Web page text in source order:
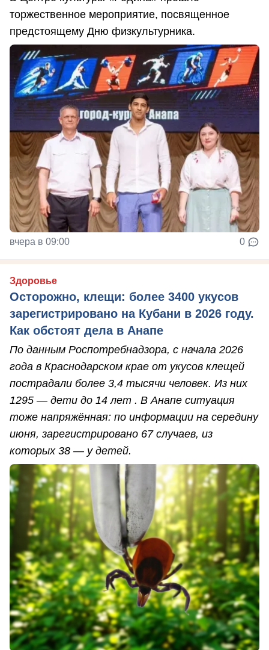
торжественное мероприятие, посвященное
предстоящему Дню физкультурника.
вчера в 09:00 0
Здоровье
Осторожно, клещи: более 3400 укусов
зарегистрировано на Кубани в 2026 году.
Как обстоят дела в Анапе
По данным Роспотребнадзора, с начала 2026
года в Краснодарском крае от укусов клещей
пострадали более 3,4 тысячи человек. Из них
1295 — дети до 14 лет . В Анапе ситуация
тоже напряжённая: по информации на середину
июня, зарегистрировано 67 случаев, из
которых 38 — у детей.